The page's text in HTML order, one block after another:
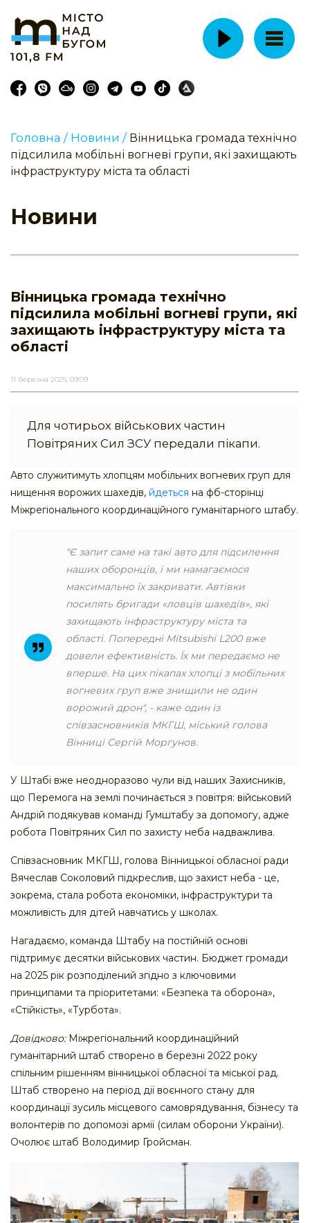
Головна / Новини / Вінницька громада технічно
підсилила мобільні вогневі групи, які захищають
інфраструктуру міста та області
Новини
Вінницька громада технічно
підсилила мобільні вогневі групи, які
захищають інфраструктуру міста та
області
11 березня 2025, 09:09
Для чотирьох військових частин
Повітряних Сил ЗСУ передали пікапи.
Авто служитимуть хлопцям мобільних вогневих груп для
нищення ворожих шахедів, йдеться на фб-сторінці
Міжрегіонального координаційного гуманітарного штабу.
"Є запит саме на такі авто для підсилення
наших оборонців, і ми намагаємося
максимально їх закривати. Автівки
посилять бригади «ловців шахедів», які
захищають інфраструктуру міста та
області. Попередні Mitsubishi L200 вже
довели ефективність. Їх ми передаємо не
вперше. На цих пікапах хлопці з мобільних
вогневих груп вже знищили не один
ворожий дрон", - каже один із
співзасновників МКГШ, міський голова
Вінниці Сергій Моргунов.
У Штабі вже неодноразово чули від наших Захисників,
що Перемога на землі починається з повітря: військовий
Андрій подякував команді Гумштабу за допомогу, адже
робота Повітряних Сил по захисту неба надважлива.
Співзасновник МКГШ, голова Вінницької обласної ради
Вячеслав Соколовий підкреслив, що захист неба - це,
зокрема, стала робота економіки, інфраструктури та
можливість для дітей навчатись у школах.
Нагадаємо, команда Штабу на постійній основі
підтримує десятки військових частин. Бюджет громади
на 2025 рік розподілений згідно з ключовими
принципами та пріоритетами: «Безпека та оборона»,
«Стійкість», «Турбота».
Довідково: Міжрегіональний координаційний
гуманітарний штаб створено в березні 2022 року
спільним рішенням вінницької обласної та міської рад.
Штаб створено на період дії воєнного стану для
координації зусиль місцевого самоврядування, бізнесу та
волонтерів по допомозі армії (силам оборони України).
Очолює штаб Володимир Гройсман.